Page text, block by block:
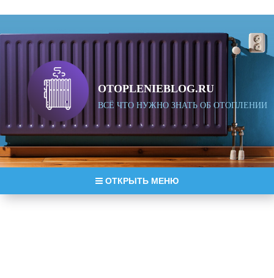
OTOPLENIEBLOG.RU
ВСЁ ЧТО НУЖНО ЗНАТЬ ОБ ОТОПЛЕНИИ
ОТКРЫТЬ МЕНЮ